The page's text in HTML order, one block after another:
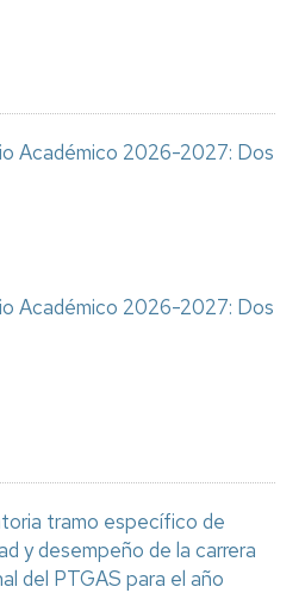
Académico 2026-2027: Dos
Académico 2026-2027: Dos
tramo específico de
y desempeño de la carrera
del PTGAS para el año